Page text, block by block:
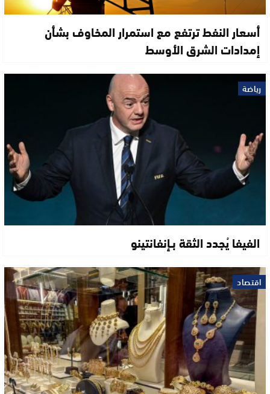
أسعار النفط ترتفع مع استمرار المخاوف بشأن
إمدادات الشرق الأوسط
رياضة
الفيفا يُجدد الثقة بـإنفانتينو
اقتصاد